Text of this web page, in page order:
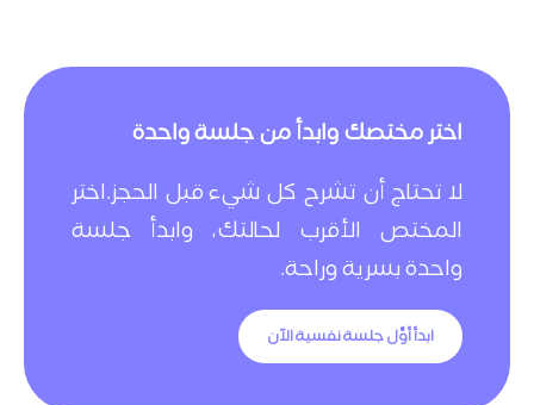
اختر مختصك وابدأ من جلسة واحدة
لا تحتاج أن تشرح كل شيء قبل الحجز. اختر
المختص الأقرب لحالتك، وابدأ جلسة
واحدة بسرية وراحة.
ابدأ أوَّل جلسة نفسية الآن